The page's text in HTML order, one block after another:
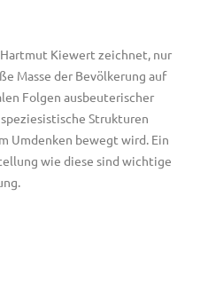
Kiewert zeichnet, nur
Masse der Bevölkerung auf
Folgen ausbeuterischer
Strukturen
Umdenken bewegt wird. Ein
wie diese sind wichtige